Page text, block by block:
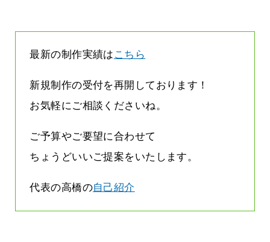
最新の制作実績は こちら
新規制作の受付を再開しております！
お気軽にご相談くださいね。
ご予算やご要望に合わせて
ちょうどいいご提案をいたします。
代表の高橋の自己紹介